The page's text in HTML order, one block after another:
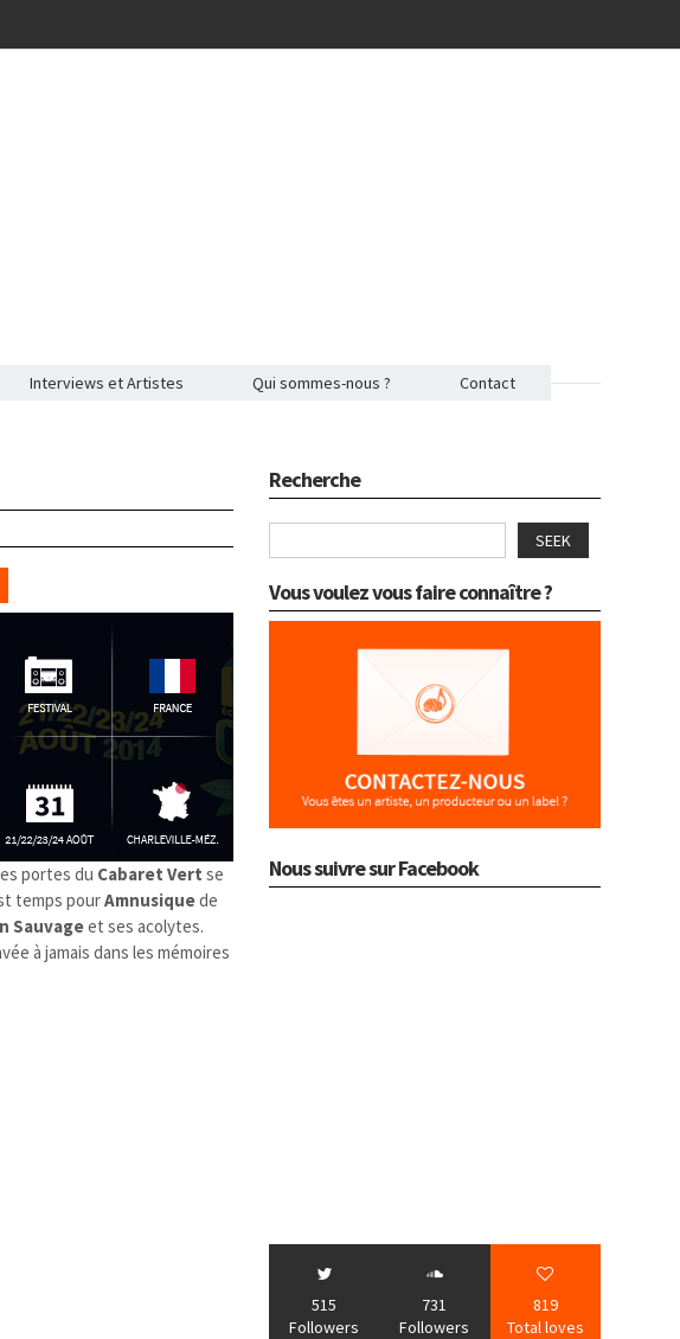
Interviews et Artistes Qui sommes-nous ? Contact
portes du Cabaret Vert se
temps pourAmnusiquede
Sauvageet ses acolytes.
à jamais dans les mémoires
Recherche
SEEK
Vous voulez vous faire connaître ?
Nous suivre sur Facebook
515
Followers
731
Followers
819
Total loves